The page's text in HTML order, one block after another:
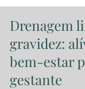
Drenagem
gravidez:
bem-estar
gestante